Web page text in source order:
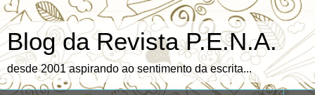
Blog da Revista P.E.N.A.
desde 2001 aspirando ao sentimento da escrita...